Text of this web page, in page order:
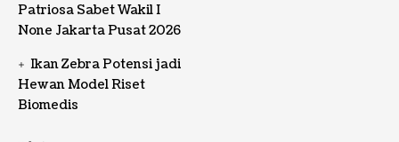
Patriosa Sabet Wakil I
None Jakarta Pusat 2026
Ikan Zebra Potensi jadi
Hewan Model Riset
Biomedis